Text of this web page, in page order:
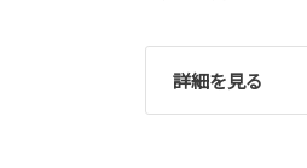
詳細を見る